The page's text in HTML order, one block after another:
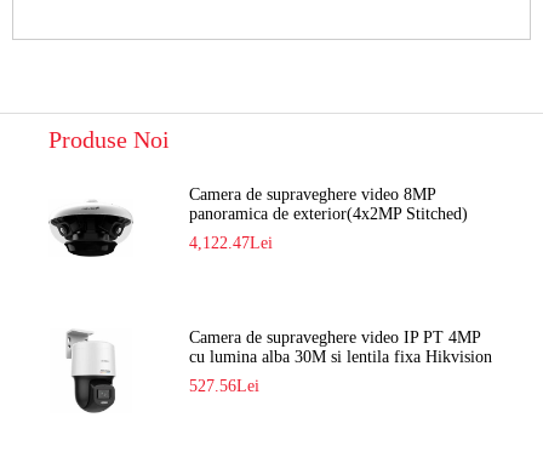
Produse Noi
Camera de supraveghere video 8MP
panoramica de exterior(4x2MP Stitched)
Navaio NGC-7482PR
4,122.47Lei
Camera de supraveghere video IP PT 4MP
cu lumina alba 30M si lentila fixa Hikvision
DS-2DE2C400SCG-E F1
527.56Lei